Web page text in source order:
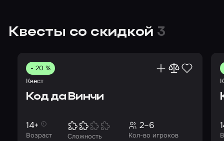
Квесты со скидкой 3
- 20 %
Квест
Код да Винчи
Возраст
14+
Сложность Кол-во игроков
2–6